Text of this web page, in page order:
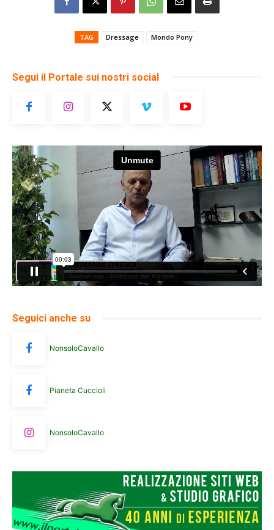
TAG Dressage Mondo Pony
Segui il Portale sui nostri social
Seguici anche su
NonsoloCavallo
Pianeta Cuccioli
NonsoloCavallo